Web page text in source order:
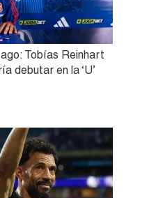
Tobías Reinhart
debutar en la ‘U’